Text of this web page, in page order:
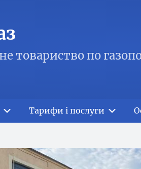
товариство по
Тарифи і послуги